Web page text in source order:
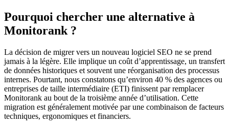
Pourquoi chercher une alternative à
Monitorank ?
La décision de migrer vers un nouveau logiciel SEO ne se prend
jamais à la légère. Elle implique un coût d’apprentissage, un transfert
de données historiques et souvent une réorganisation des processus
internes. Pourtant, nous constatons qu’environ 40 % des agences ou
entreprises de taille intermédiaire (ETI) finissent par remplacer
Monitorank au bout de la troisième année d’utilisation. Cette
migration est généralement motivée par une combinaison de facteurs
techniques, ergonomiques et financiers.